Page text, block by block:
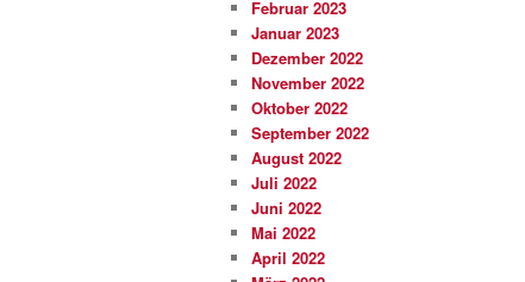
Februar 2023
Januar 2023
Dezember 2022
November 2022
Oktober 2022
September 2022
August 2022
Juli 2022
Juni 2022
Mai 2022
April 2022